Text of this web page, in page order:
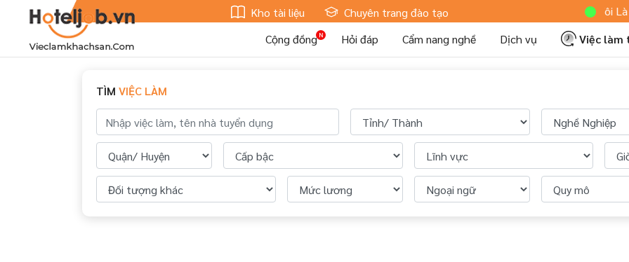
Kho tài liệu Chuyên trang đào tạo Hoteljob MV: "Tôi Là
Cộng đồng
Hỏi đáp Cẩm nang nghề Dịch vụ
Việc làm
TÌM VIỆC LÀM